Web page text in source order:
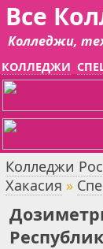
Все
Колледжи,
КОЛЛЕДЖИ
Колледжи
Хакасия »